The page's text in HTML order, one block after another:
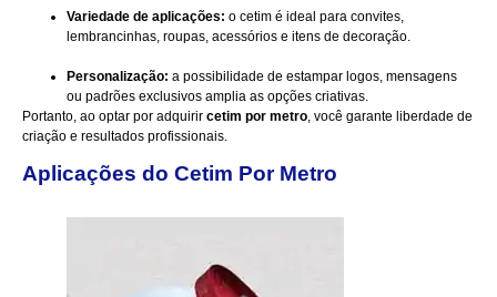
Variedade de aplicações: o cetim é ideal para convites,
lembrancinhas, roupas, acessórios e itens de decoração.
Personalização: a possibilidade de estampar logos, mensagens
ou padrões exclusivos amplia as opções criativas.
Portanto, ao optar por adquirir cetim por metro, você garante liberdade de
criação e resultados profissionais.
Aplicações do Cetim Por Metro